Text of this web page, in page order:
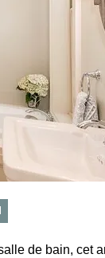
de bain, cet